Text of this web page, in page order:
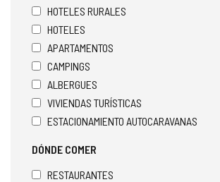
HOTELES RURALES
HOTELES
APARTAMENTOS
CAMPINGS
ALBERGUES
VIVIENDAS TURÍSTICAS
ESTACIONAMIENTO AUTOCARAVANAS
DÓNDE COMER
RESTAURANTES